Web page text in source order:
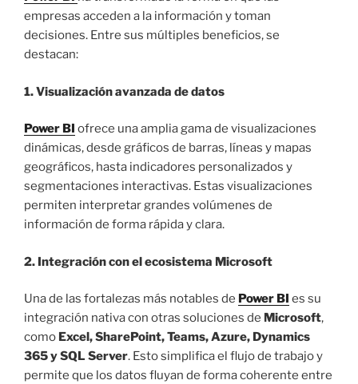
empresas acceden a la información y toman
decisiones. Entre sus múltiples beneficios, se
destacan:
1. Visualización avanzada de datos
Power BI ofrece una amplia gama de visualizaciones
dinámicas, desde gráficos de barras, líneas y mapas
geográficos, hasta indicadores personalizados y
segmentaciones interactivas. Estas visualizaciones
permiten interpretar grandes volúmenes de
información de forma rápida y clara.
2. Integración con el ecosistema Microsoft
Una de las fortalezas más notables de Power BI es su
integración nativa con otras soluciones de Microsoft,
como Excel, SharePoint, Teams, Azure, Dynamics
365 y SQL Server. Esto simplifica el flujo de trabajo y
permite que los datos fluyan de forma coherente entre